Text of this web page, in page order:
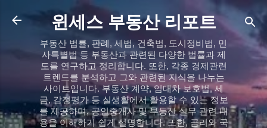
기본 콘텐츠로 건너뛰기
윈세스 부동산 리포트
부동산 법률, 판례, 세법, 건축법, 도시정비법, 민
사특별법 등 부동산과 관련된 다양한 법률과 제
도를 연구하고 정리합니다. 또한, 각종 경제관련
트렌드를 분석하고 그와 관련된 지식을 나누는
사이트입니다. 부동산 계약, 임대차 보호법, 세
금, 감정평가 등 실생활에서 활용할 수 있는 정보
를 제공하며, 공인중개사 및 부동산 실무 관련 내
용을 이해하기 쉽게 설명합니다. 또한, 금리와 국